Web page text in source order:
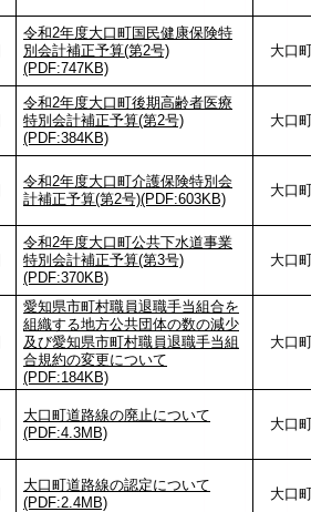
令和2年度大口町国民健康保険特
別会計補正予算(第2号)
(PDF:747KB)
大口
令和2年度大口町後期高齢者医療
特別会計補正予算(第2号)
(PDF:384KB)
大口
令和2年度大口町介護保険特別会
計補正予算(第2号)(PDF:603KB)
大口
令和2年度大口町公共下水道事業
特別会計補正予算(第3号)
(PDF:370KB)
大口
愛知県市町村職員退職手当組合を
組織する地方公共団体の数の減少
及び愛知県市町村職員退職手当組
合規約の変更について
(PDF:184KB)
大口
大口町道路線の廃止について
(PDF:4.3MB)
大口
大口町道路線の認定について
(PDF:2.4MB)
大口